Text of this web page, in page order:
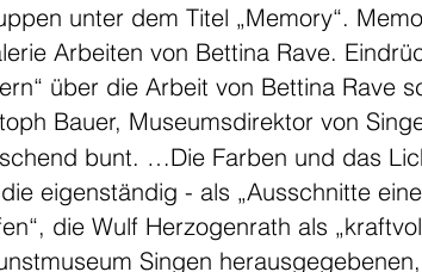
unter dem Titel „Memory“.
Arbeiten von Bettina Rave.
über die Arbeit von Bettina Rave
Bauer, Museumsdirektor von
bunt. …Die Farben und das
eigenständig - als „Ausschnitte
die Wulf Herzogenrath als
Singen